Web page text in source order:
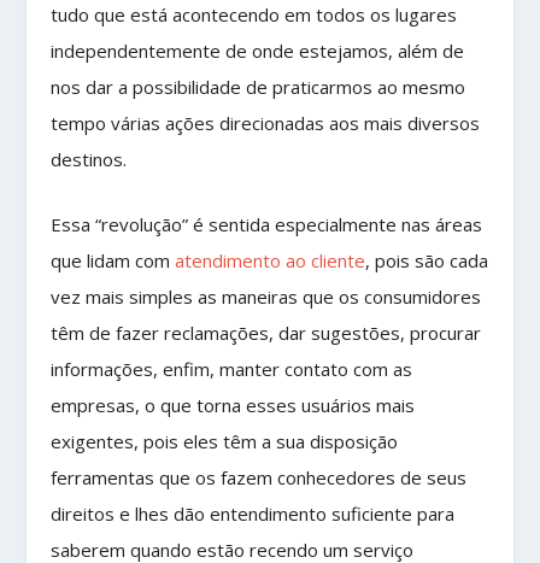
tudo que está acontecendo em todos os lugares
independentemente de onde estejamos, além de
nos dar a possibilidade de praticarmos ao mesmo
tempo várias ações direcionadas aos mais diversos
destinos.
Essa “revolução” é sentida especialmente nas áreas
que lidam comatendimento ao cliente, pois são cada
vez mais simples as maneiras que os consumidores
têm de fazer reclamações, dar sugestões, procurar
informações, enfim, manter contato com as
empresas, o que torna esses usuários mais
exigentes, pois eles têm a sua disposição
ferramentas que os fazem conhecedores de seus
direitos e lhes dão entendimento suficiente para
saberem quando estão recendo um serviço